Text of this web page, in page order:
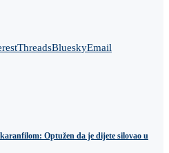
ThreadsBlueskyEmail
Optužen da je dijete silovao u